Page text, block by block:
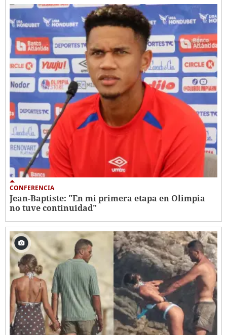
CONFERENCIA
Jean-Baptiste: "En mi primera etapa en Olimpia
no tuve continuidad"